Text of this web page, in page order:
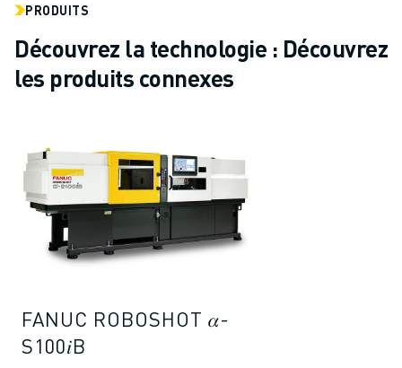
PRODUITS
Découvrez la technologie : Découvrez
les produits connexes
FANUC ROBOSHOT 𝛼-
S100𝑖B